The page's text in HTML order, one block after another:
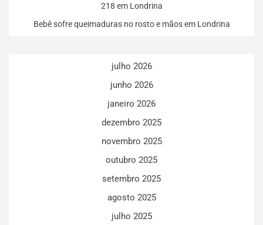
218 em Londrina
Bebê sofre queimaduras no rosto e mãos em Londrina
julho 2026
junho 2026
janeiro 2026
dezembro 2025
novembro 2025
outubro 2025
setembro 2025
agosto 2025
julho 2025